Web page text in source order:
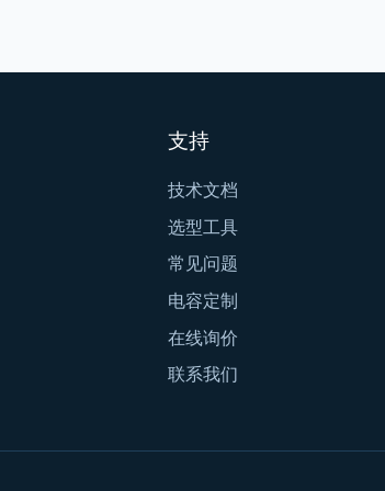
支持
技术文档
选型工具
常见问题
电容定制
在线询价
联系我们